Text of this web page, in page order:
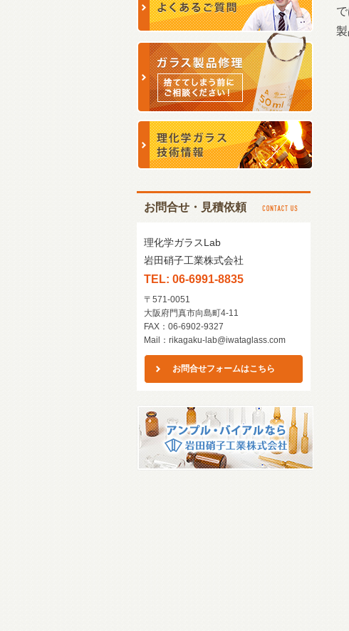
お問合せ・見積依頼
理化学ガラスLab
岩田硝子工業株式会社
TEL: 06-6991-8835
〒571-0051
大阪府門真市向島町4-11
FAX：06-6902-9327
Mail： rikagaku-lab@iwataglass.com
お問合せフォームはこちら